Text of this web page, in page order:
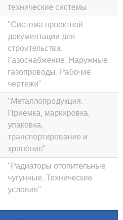
технические системы
"Система проектной
документации для
строительства.
Газоснабжение. Наружные
газопроводы. Рабочие
чертежи"
"Металлопродукция.
Приемка, маркировка,
упаковка,
транспортирование и
хранение"
"Радиаторы отопительные
чугунные. Технические
условия"